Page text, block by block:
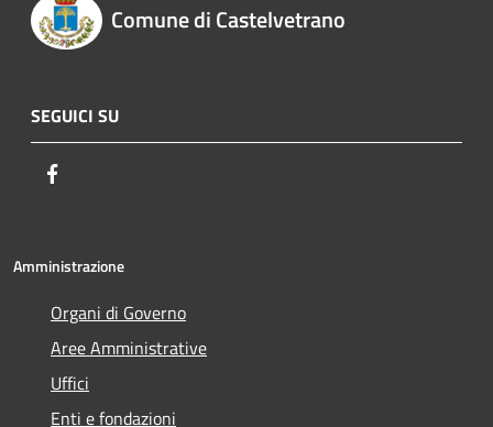
Comune di Castelvetrano
SEGUICI SU
Amministrazione
Organi di Governo
Aree Amministrative
Uffici
Enti e fondazioni